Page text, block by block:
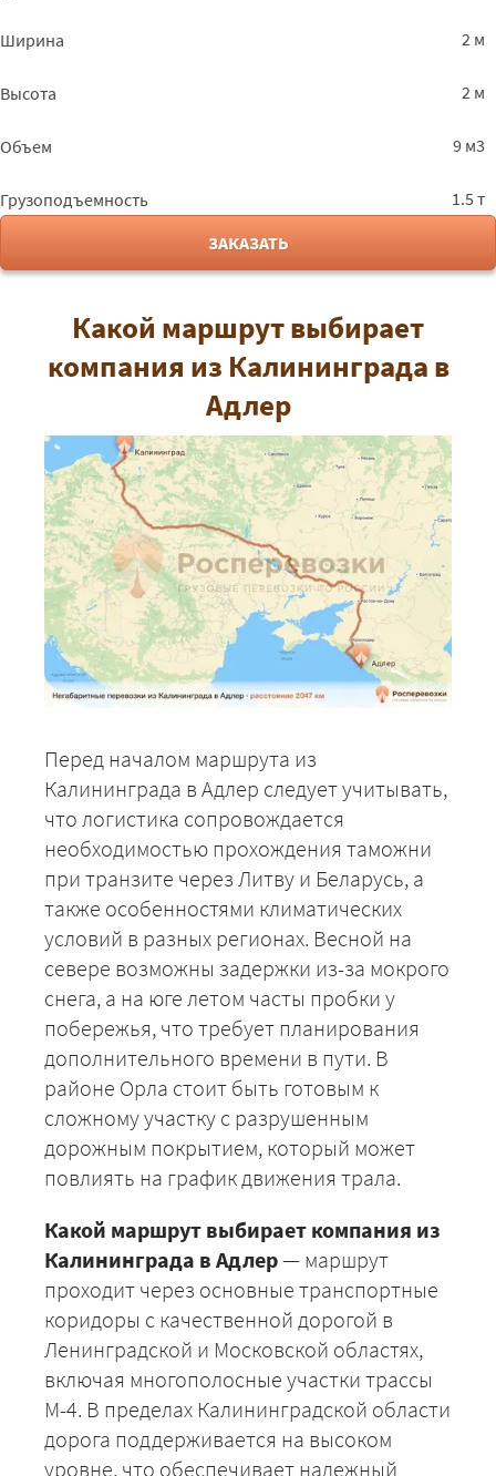
Ширина 2 м
Высота 2 м
Объем 9 м3
Грузоподъемность
1.5 т
ЗАКАЗАТЬ
Какой маршрут выбирает
компания из Калининграда в
Адлер
Перед началом маршрута из
Калининграда в Адлер следует учитывать,
что логистика сопровождается
необходимостью прохождения таможни
при транзите через Литву и Беларусь, а
также особенностями климатических
условий в разных регионах. Весной на
севере возможны задержки из-за мокрого
снега, а на юге летом часты пробки у
побережья, что требует планирования
дополнительного времени в пути. В
районе Орла стоит быть готовым к
сложному участку с разрушенным
дорожным покрытием, который может
повлиять на график движения трала.
Какой маршрут выбирает компания из
Калининграда в Адлер— маршрут
проходит через основные транспортные
коридоры с качественной дорогой в
Ленинградской и Московской областях,
включая многополосные участки трассы
М-4. В пределах Калининградской области
дорога поддерживается на высоком
уровне, что обеспечивает надежный